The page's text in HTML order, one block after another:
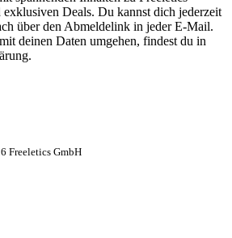
exklusiven Deals. Du kannst dich jederzeit
über den Abmeldelink in jeder E-Mail.
deinen Daten umgehen, findest du in
Freeletics GmbH